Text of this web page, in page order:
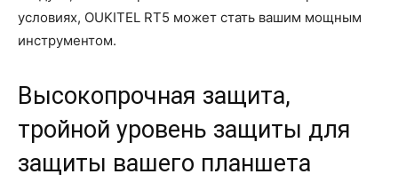
условиях, OUKITEL RT5 может стать вашим мощным
инструментом.
Высокопрочная защита,
тройной уровень защиты для
защиты вашего планшета